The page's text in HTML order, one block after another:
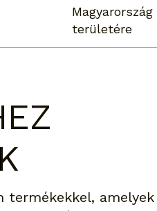
Magyarország
területére
termékekkel,